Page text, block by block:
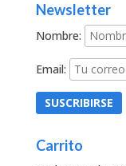
Newsletter
Nombre:
Email:
Carrito